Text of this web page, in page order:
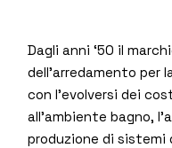
Dagli anni ‘50 il
dell’arredamento per
con l’evolversi dei
all’ambiente bagno,
produzione di sistemi